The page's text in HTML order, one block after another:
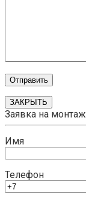
ЗАКРЫТЬ
Заявка на монтаж
Имя
Телефон